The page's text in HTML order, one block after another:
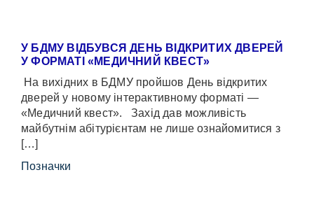
У БДМУ ВІДБУВСЯ ДЕНЬ ВІДКРИТИХ ДВЕРЕЙ
У ФОРМАТІ «МЕДИЧНИЙ КВЕСТ»
На вихідних в БДМУ пройшов День відкритих
дверей у новому інтерактивному форматі —
«Медичний квест». Захід дав можливість
майбутнім абітурієнтам не лише ознайомитися з
[…]
Позначки